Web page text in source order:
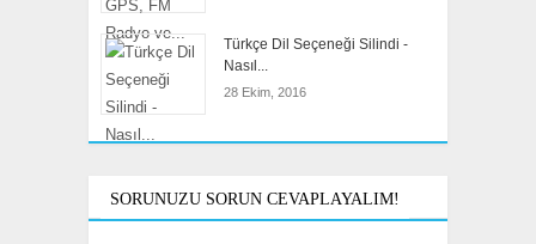
Türkçe Dil Seçeneği Silindi -
Nasıl...
28 Ekim, 2016
SORUNUZU SORUN CEVAPLAYALIM!